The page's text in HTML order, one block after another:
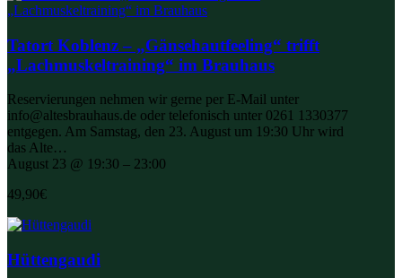
Tatort Koblenz – „Gänsehautfeeling“ trifft
„Lachmuskeltraining“ im Brauhaus
Reservierungen nehmen wir gerne per E-Mail unter
info@altesbrauhaus.de oder telefonisch unter 0261 1330377
entgegen. Am Samstag, den 23. August um 19:30 Uhr wird
das Alte…
August 23 @ 19:30 – 23:00
49,90€
Hüttengaudi